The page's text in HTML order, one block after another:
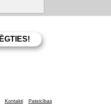
Kontakti Pateicības